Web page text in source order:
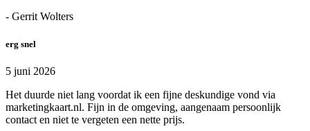
- Gerrit Wolters
erg snel
5 juni 2026
Het duurde niet lang voordat ik een fijne deskundige vond via
marketingkaart.nl. Fijn in de omgeving, aangenaam persoonlijk
contact en niet te vergeten een nette prijs.